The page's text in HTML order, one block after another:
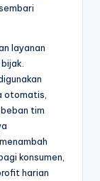
layanan
otomatis,
tim
konsumen,
harian